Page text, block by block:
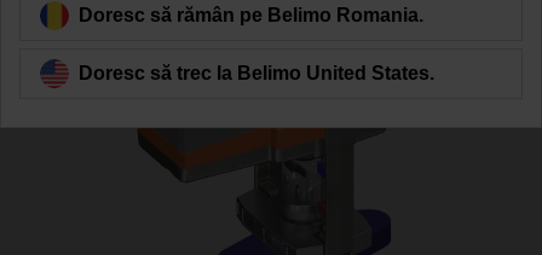
Doresc să rămân pe Belimo Romania.
Doresc să trec la Belimo United States.